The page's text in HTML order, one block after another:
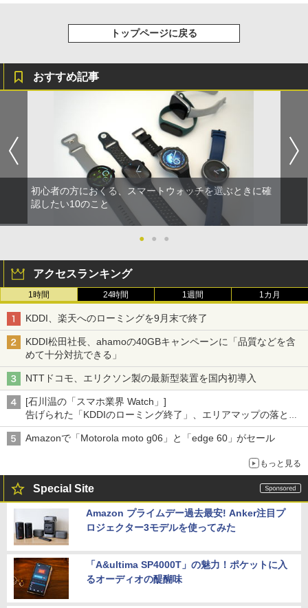
トップページに戻る
おすすめ記事
初心者の方におくる、スマートウォッチを選ぶときに確
認したい10のこと
● ● ●
アクセスランキング
1時間 24時間 1週間 1カ月
KDDI、楽天へのローミングを9月末で終了
KDDI松田社長、ahamoの40GBキャンペーンに「品質などを含
めて十分対抗できる」
NTTドコモ、エリクソン製の最新型装置を国内初導入
[石川温の「スマホ業界 Watch」]
告げられた「KDDIのローミング終了」、エリアマップの落とし
穴と楽天モバイルの課題
Amazonで「Motorola moto g06」と「edge 60」がセール
もっと見る
Special Site
Amazon プライムデー過去最安! Anker注目プ
ロジェクター3モデルを使ってみた
「A&ultima SP4000T」の魅力！ポケットに入
るオーディオの醍醐味